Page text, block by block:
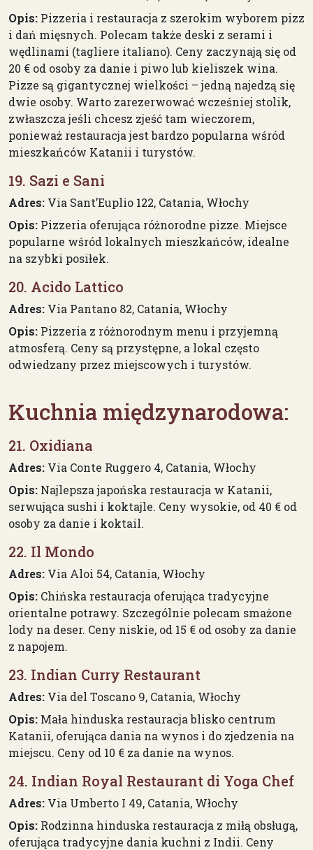
Opis: Pizzeria i restauracja z szerokim wyborem pizz
i dań mięsnych. Polecam także deski z serami i
wędlinami (tagliere italiano). Ceny zaczynają się od
20 € od osoby za danie i piwo lub kieliszek wina.
Pizze są gigantycznej wielkości – jedną najedzą się
dwie osoby. Warto zarezerwować wcześniej stolik,
zwłaszcza jeśli chcesz zjeść tam wieczorem,
ponieważ restauracja jest bardzo popularna wśród
mieszkańców Katanii i turystów.
19. Sazi e Sani
Adres: Via Sant’Euplio 122, Catania, Włochy
Opis: Pizzeria oferująca różnorodne pizze. Miejsce
popularne wśród lokalnych mieszkańców, idealne
na szybki posiłek.
20. Acido Lattico
Adres: Via Pantano 82, Catania, Włochy
Opis: Pizzeria z różnorodnym menu i przyjemną
atmosferą. Ceny są przystępne, a lokal często
odwiedzany przez miejscowych i turystów.
Kuchnia międzynarodowa:
21. Oxidiana
Adres: Via Conte Ruggero 4, Catania, Włochy
Opis: Najlepsza japońska restauracja w Katanii,
serwująca sushi i koktajle. Ceny wysokie, od 40 € od
osoby za danie i koktail.
22. Il Mondo
Adres: Via Aloi 54, Catania, Włochy
Opis: Chińska restauracja oferująca tradycyjne
orientalne potrawy. Szczególnie polecam smażone
lody na deser. Ceny niskie, od 15 € od osoby za danie
z napojem.
23. Indian Curry Restaurant
Adres: Via del Toscano 9, Catania, Włochy
Opis: Mała hinduska restauracja blisko centrum
Katanii, oferująca dania na wynos i do zjedzenia na
miejscu. Ceny od 10 € za danie na wynos.
24. Indian Royal Restaurant di Yoga Chef
Adres: Via Umberto I 49, Catania, Włochy
Opis: Rodzinna hinduska restauracja z miłą obsługą,
oferująca tradycyjne dania kuchni z Indii. Ceny